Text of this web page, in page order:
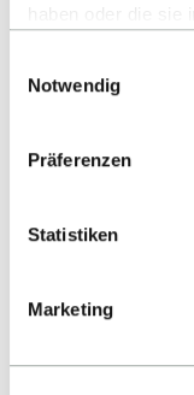
Alles zum Thema
Datenverarbeitung
Notwendig
Präferenzen
Statistiken
Marketing
MEXIKO,